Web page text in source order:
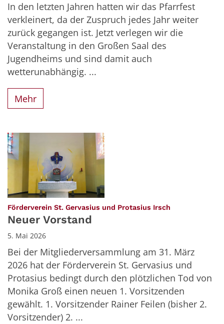
In den letzten Jahren hatten wir das Pfarrfest
verkleinert, da der Zuspruch jedes Jahr weiter
zurück gegangen ist. Jetzt verlegen wir die
Veranstaltung in den Großen Saal des
Jugendheims und sind damit auch
wetterunabhängig. ...
Mehr
Förderverein St. Gervasius und Protasius Irsch
Neuer Vorstand
5. Mai 2026
Bei der Mitgliederversammlung am 31. März
2026 hat der Förderverein St. Gervasius und
Protasius bedingt durch den plötzlichen Tod von
Monika Groß einen neuen 1. Vorsitzenden
gewählt. 1. Vorsitzender Rainer Feilen (bisher 2.
Vorsitzender) 2. ...